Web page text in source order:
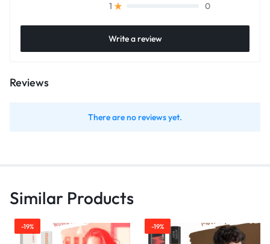
1
0
Write a review
Reviews
There are no reviews yet.
Similar Products
-19% -19%